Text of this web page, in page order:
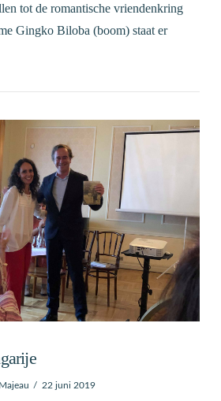
VIEW POST
tot de romantische vriendenkring
Gingko Biloba (boom) staat er
22 juni 2019